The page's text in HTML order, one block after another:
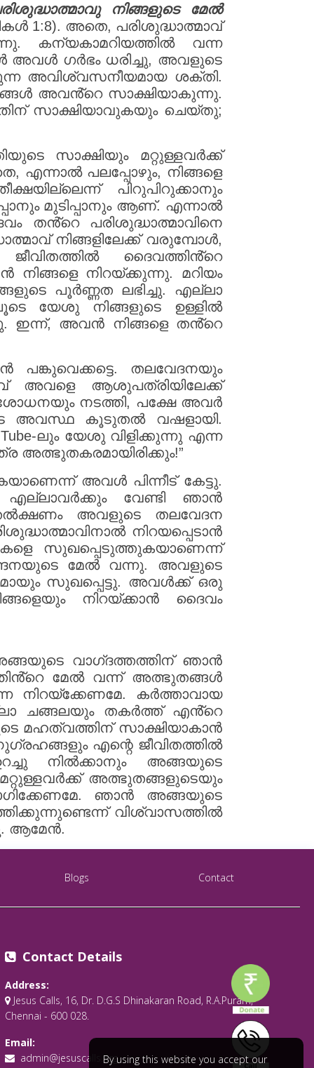
നിങ്ങളുടെ മേൽ
1:8). അതെ, പരിശുദ്ധാത്മാവ്
കന്യകാമറിയത്തിൽ വന്ന
അവൾ ഗർഭം ധരിച്ചു, അവളുടെ
അവിശ്വസനീയമായ ശക്തി.
അവൻ്റെ സാക്ഷിയാകുന്നു.
സാക്ഷിയാവുകയും ചെയ്തു;
സാക്ഷിയും മറ്റുള്ളവർക്ക്
പലപ്പോഴും, നിങ്ങളെ
പിറുപിറുക്കാനും
മുടിപ്പാനും ആണ്. എന്നാൽ
തൻ്റെ പരിശുദ്ധാത്മാവിനെ
നിങ്ങളിലേക്ക് വരുമ്പോൾ,
ദൈവത്തിൻ്റെ
നിറയ്ക്കുന്നു. മറിയം
പൂർണ്ണത ലഭിച്ചു. എല്ലാ
യേശു നിങ്ങളുടെ ഉള്ളിൽ
ഇന്ന്, അവൻ നിങ്ങളെ തൻ്റെ
തലവേദനയും
അവളെ ആശുപത്രിയിലേക്ക്
നടത്തി, പക്ഷേ അവർ
അവസ്ഥ കൂടുതൽ വഷളായി.
ലും യേശു വിളിക്കുന്നു എന്ന
അത്ഭുതകരമായിരിക്കും!”
അവൾ പിന്നീട് കേട്ടു.
എല്ലാവർക്കും വേണ്ടി ഞാൻ
അവളുടെ തലവേദന
നിറയപ്പെടാൻ
സുഖപ്പെടുത്തുകയാണെന്ന്
മേൽ വന്നു. അവളുടെ
സുഖപ്പെട്ടു. അവൾക്ക് ഒരു
നിറയ്ക്കാൻ ദൈവം
വാഗ്‌ദത്തത്തിന് ഞാൻ
മേൽ വന്ന് അത്ഭുതങ്ങൾ
നിറയ്‌ക്കേണമേ. കർത്താവായ
ചങ്ങലയും തകർത്ത് എൻ്റെ
മഹത്വത്തിന് സാക്ഷിയാകാൻ
എന്റെ ജീവിതത്തിൽ
ഉറച്ചു നിൽക്കാനും അങ്ങയുടെ
അത്ഭുതങ്ങളുടെയും
ഞാൻ അങ്ങയുടെ
വിശ്വാസത്തിൽ
ആമേൻ.
Blogs Contact
Contact Details
Address:
Jesus Calls, 16, Dr. D.G.S Dhinakaran Road, R.A.Puram,
Chennai - 600 028.
Email:
admin@jesuscalls.orgBy using this website you accept our